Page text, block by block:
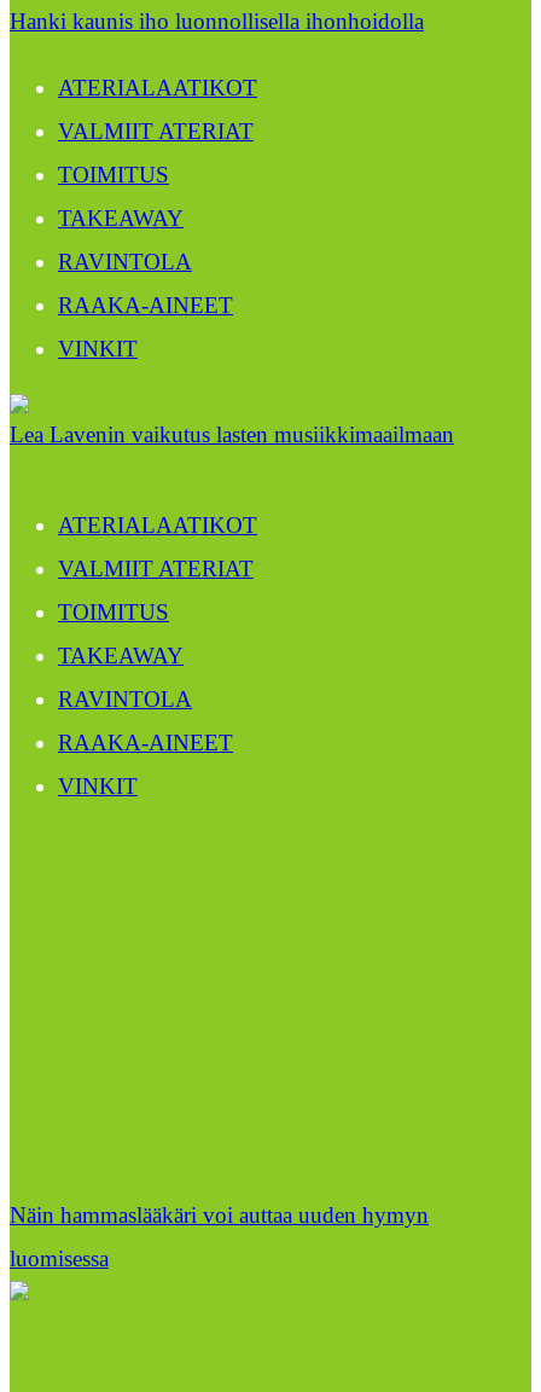
Hanki kaunis iho luonnollisella ihonhoidolla
ATERIALAATIKOT
VALMIIT ATERIAT
TOIMITUS
TAKEAWAY
RAVINTOLA
RAAKA-AINEET
VINKIT
Lea Lavenin vaikutus lasten musiikkimaailmaan
ATERIALAATIKOT
VALMIIT ATERIAT
TOIMITUS
TAKEAWAY
RAVINTOLA
RAAKA-AINEET
VINKIT
Näin hammaslääkäri voi auttaa uuden hymyn
luomisessa